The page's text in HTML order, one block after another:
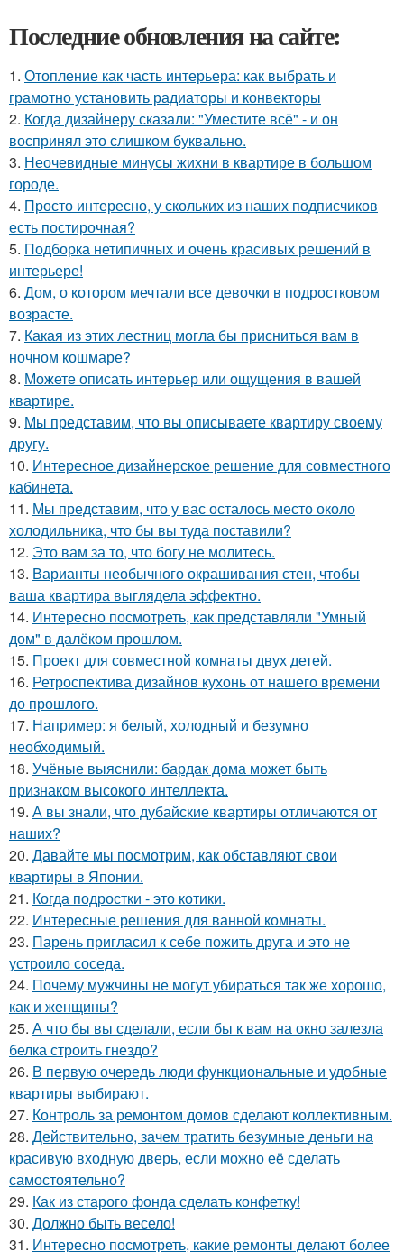
Последние обновления на сайте:
1. Отопление как часть интерьера: как выбрать и
грамотно установить радиаторы и конвекторы
2. Когда дизайнеру сказали: "Уместите всё" - и он
воспринял это слишком буквально.
3. Неочевидные минусы жихни в квартире в большом
городе.
4. Просто интересно, у скольких из наших подписчиков
есть постирочная?
5. Подборка нетипичных и очень красивых решений в
интерьере!
6. Дом, о котором мечтали все девочки в подростковом
возрасте.
7. Какая из этих лестниц могла бы присниться вам в
ночном кошмаре?
8. Можете описать интерьер или ощущения в вашей
квартире.
9. Мы представим, что вы описываете квартиру своему
другу.
10. Интересное дизайнерское решение для совместного
кабинета.
11. Мы представим, что у вас осталось место около
холодильника, что бы вы туда поставили?
12. Это вам за то, что богу не молитесь.
13. Варианты необычного окрашивания стен, чтобы
ваша квартира выглядела эффектно.
14. Интересно посмотреть, как представляли "Умный
дом" в далёком прошлом.
15. Проект для совместной комнаты двух детей.
16. Ретроспектива дизайнов кухонь от нашего времени
до прошлого.
17. Например: я белый, холодный и безумно
необходимый.
18. Учёные выяснили: бардак дома может быть
признаком высокого интеллекта.
19. А вы знали, что дубайские квартиры отличаются от
наших?
20. Давайте мы посмотрим, как обставляют свои
квартиры в Японии.
21. Когда подростки - это котики.
22. Интересные решения для ванной комнаты.
23. Парень пригласил к себе пожить друга и это не
устроило соседа.
24. Почему мужчины не могут убираться так же хорошо,
как и женщины?
25. А что бы вы сделали, если бы к вам на окно залезла
белка строить гнездо?
26. В первую очередь люди функциональные и удобные
квартиры выбирают.
27. Контроль за ремонтом домов сделают коллективным.
28. Действительно, зачем тратить безумные деньги на
красивую входную дверь, если можно её сделать
самостоятельно?
29. Как из старого фонда сделать конфетку!
30. Должно быть весело!
31. Интересно посмотреть, какие ремонты делают более